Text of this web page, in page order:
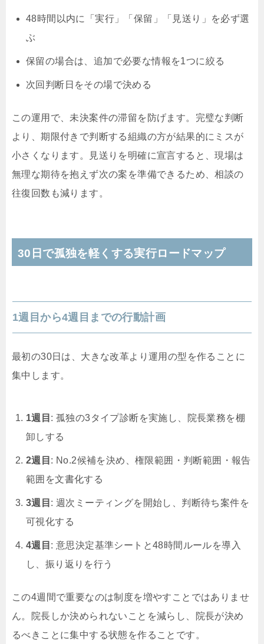
48時間以内に「実行」「保留」「見送り」を必ず選
ぶ
保留の場合は、追加で必要な情報を1つに絞る
次回判断日をその場で決める
この運用で、未決案件の滞留を防げます。完璧な判断
より、期限付きで判断する組織の方が結果的にミスが
小さくなります。見送りを明確に宣言すると、現場は
無理な期待を抱えず次の案を準備できるため、相談の
往復回数も減ります。
30日で孤独を軽くする実行ロードマップ
1週目から4週目までの行動計画
最初の30日は、大きな改革より運用の型を作ることに
集中します。
1週目 : 孤独の3タイプ診断を実施し、院長業務を棚
卸しする
2週目 : No.2候補を決め、権限範囲・判断範囲・報告
範囲を文書化する
3週目 : 週次ミーティングを開始し、判断待ち案件を
可視化する
4週目 : 意思決定基準シートと48時間ルールを導入
し、振り返りを行う
この4週間で重要なのは制度を増やすことではありませ
ん。院長しか決められないことを減らし、院長が決め
るべきことに集中する状態を作ることです。